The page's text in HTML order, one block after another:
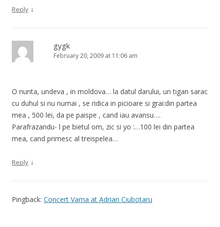
Reply ↓
gygk
February 20, 2009 at 11:06 am
O nunta, undeva , in moldova… la datul darului, un tigan sarac
cu duhul si nu numai , se ridica in picioare si grai:din partea
mea , 500 lei, da pe paispe , cand iau avansu….
Parafrazandu- l pe bietul om, zic si yo :…100 lei din partea
mea, cand primesc al treispelea…
Reply ↓
Pingback: Concert Vama at Adrian Ciubotaru